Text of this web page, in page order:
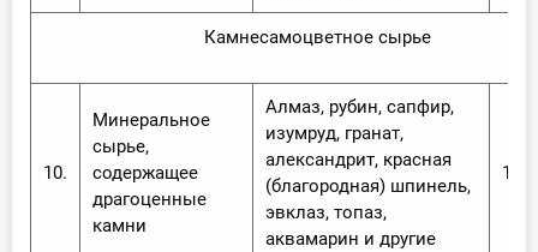
Камнесамоцветное сырье
10.
Минеральное
сырье,
содержащее
драгоценные
камни
Алмаз, рубин, сапфир,
изумруд, гранат,
александрит, красная
(благородная) шпинель,
эвклаз, топаз,
аквамарин и другие